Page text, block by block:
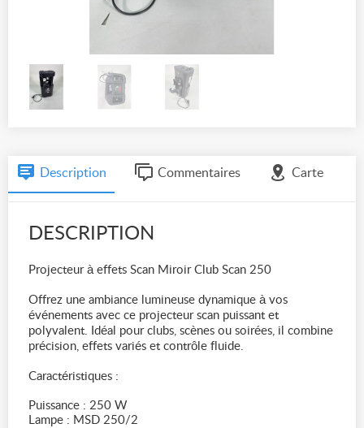
Description Commentaires Carte
DESCRIPTION
Projecteur à effets Scan Miroir Club Scan 250
Offrez une ambiance lumineuse dynamique à vos
événements avec ce projecteur scan puissant et
polyvalent. Idéal pour clubs, scènes ou soirées, il combine
précision, effets variés et contrôle fluide.
Caractéristiques :
Puissance : 250 W
Lampe : MSD 250/2